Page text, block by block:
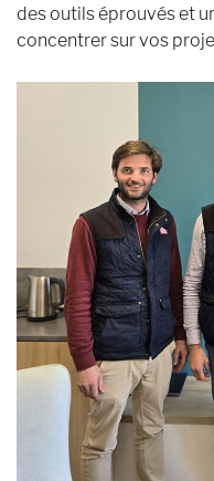
des outils éprouvés et
concentrer sur vos